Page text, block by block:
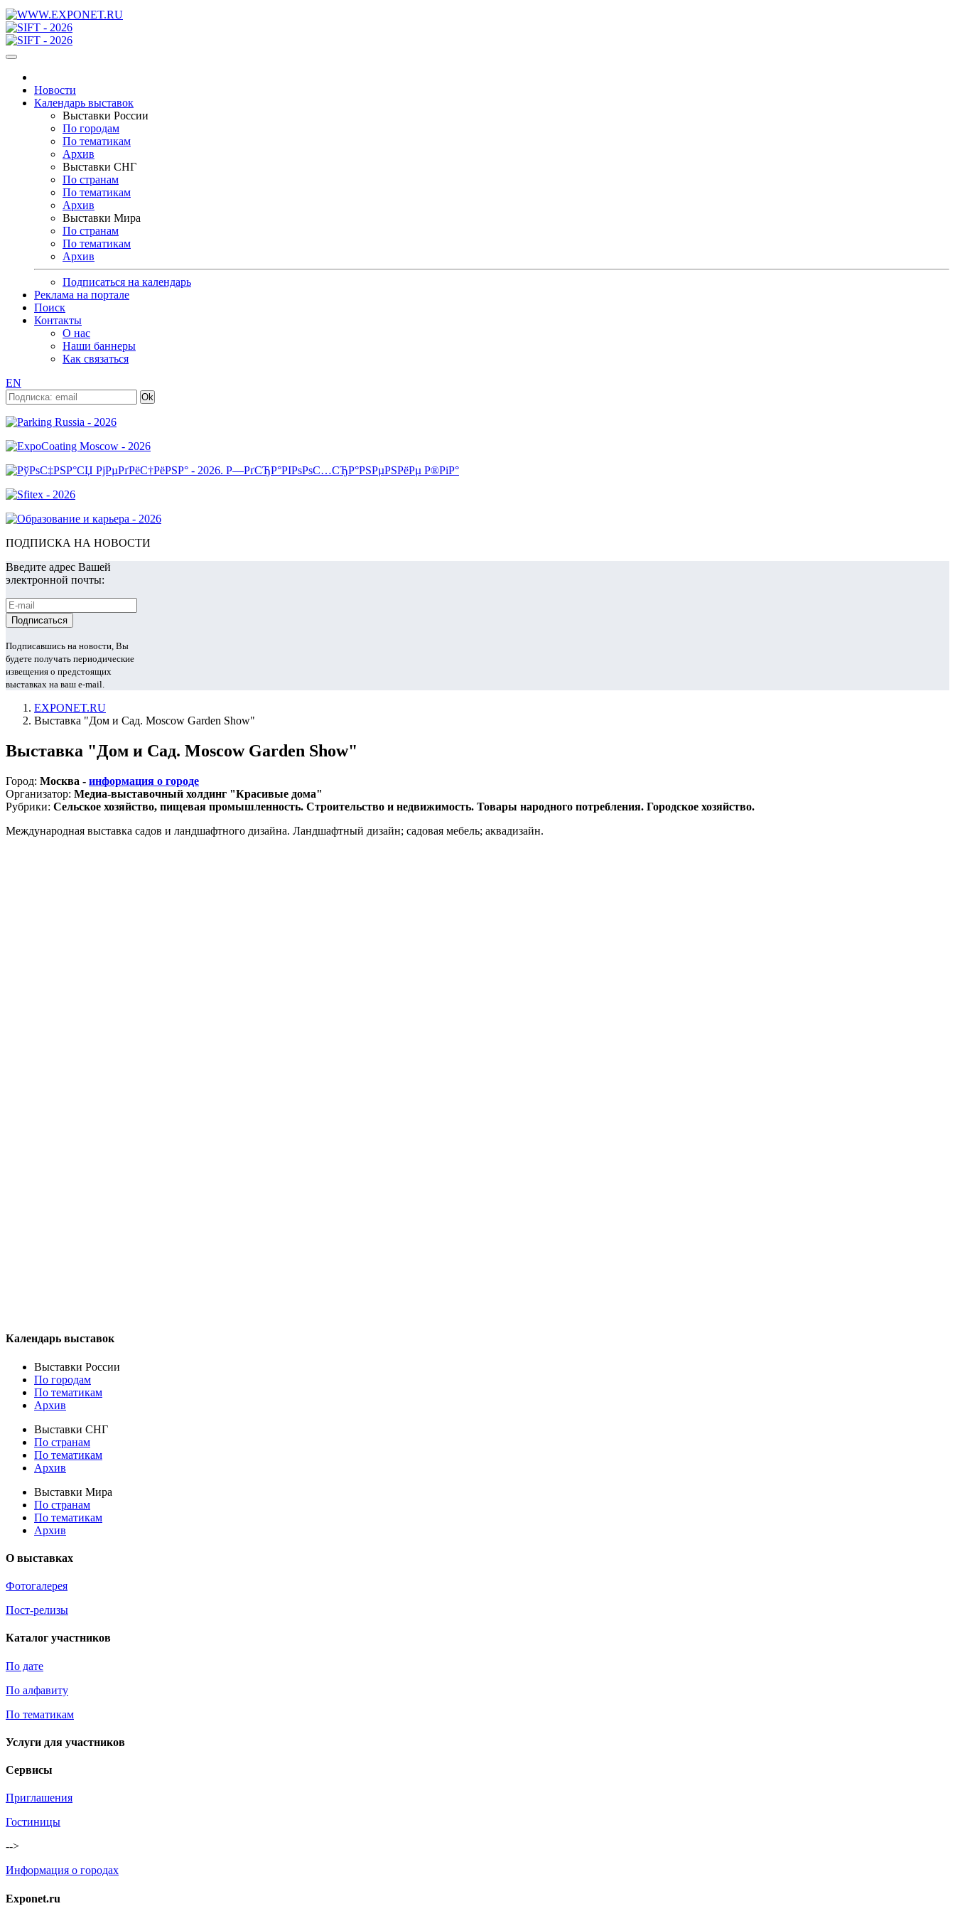
Новости
Календарь выставок
Выставки России
По городам
По тематикам
Архив
Выставки СНГ
По странам
По тематикам
Архив
Выставки Мира
По странам
По тематикам
Архив
Подписаться на календарь
Реклама на портале
Поиск
Контакты
О нас
Наши баннеры
Как связаться
EN
ПОДПИСКА НА НОВОСТИ
Введите адрес Вашей
электронной почты:
Подписавшись на новости, Вы
будете получать периодические
извещения о предстоящих
выставках на ваш e-mail.
EXPONET.RU
Выставка "Дом и Сад. Moscow Garden Show"
Выставка "Дом и Сад. Moscow Garden Show"
Город: Москва - информация о городе
Организатор: Медиа-выставочный холдинг "Красивые дома"
Рубрики: Сельское хозяйство, пищевая промышленность. Строительство и недвижимость. Товары народного потребления. Городское хозяйство.
Международная выставка садов и ландшафтного дизайна. Ландшафтный дизайн; садовая мебель; аквадизайн.
Календарь выставок
Выставки России
По городам
По тематикам
Архив
Выставки СНГ
По странам
По тематикам
Архив
Выставки Мира
По странам
По тематикам
Архив
О выставках
Фотогалерея
Пост-релизы
Каталог участников
По дате
По алфавиту
По тематикам
Услуги для участников
Сервисы
Приглашения
Гостиницы
-->
Информация о городах
Exponet.ru